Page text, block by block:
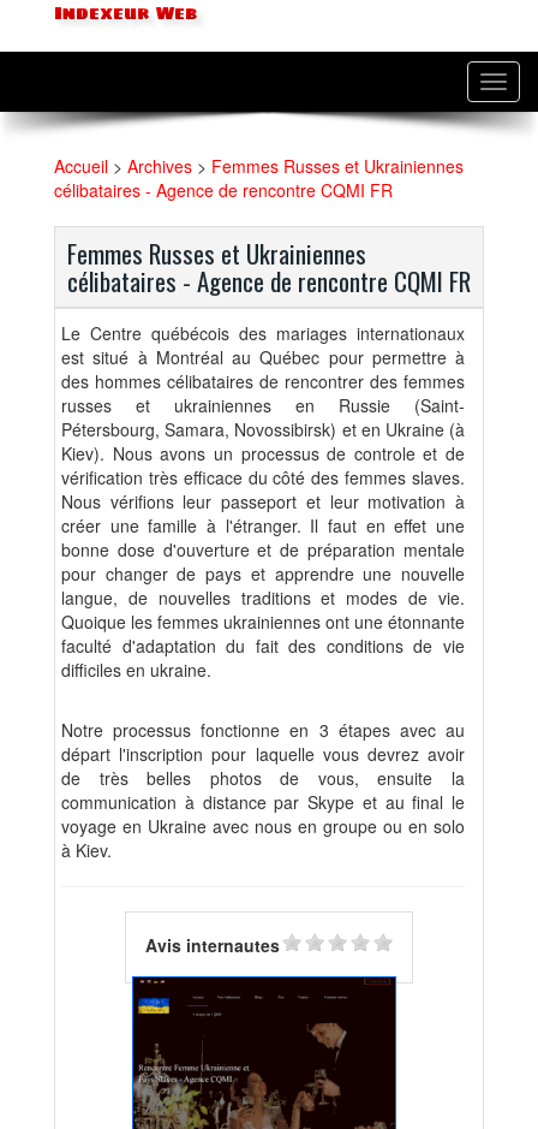
Indexeur Web
Accueil > Archives > Femmes Russes et Ukrainiennes
célibataires - Agence de rencontre CQMI FR
Femmes Russes et Ukrainiennes
célibataires - Agence de rencontre CQMI FR
Le Centre québécois des mariages internationaux
est situé à Montréal au Québec pour permettre à
des hommes célibataires de rencontrer des femmes
russes et ukrainiennes en Russie (Saint-
Pétersbourg, Samara, Novossibirsk) et en Ukraine (à
Kiev). Nous avons un processus de controle et de
vérification très efficace du côté des femmes slaves.
Nous vérifions leur passeport et leur motivation à
créer une famille à l'étranger. Il faut en effet une
bonne dose d'ouverture et de préparation mentale
pour changer de pays et apprendre une nouvelle
langue, de nouvelles traditions et modes de vie.
Quoique les femmes ukrainiennes ont une étonnante
faculté d'adaptation du fait des conditions de vie
difficiles en ukraine.
Notre processus fonctionne en 3 étapes avec au
départ l'inscription pour laquelle vous devrez avoir
de très belles photos de vous, ensuite la
communication à distance par Skype et au final le
voyage en Ukraine avec nous en groupe ou en solo
à Kiev.
Avis internautes